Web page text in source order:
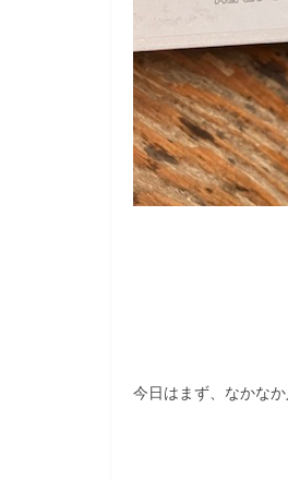
今日はまず、なかな